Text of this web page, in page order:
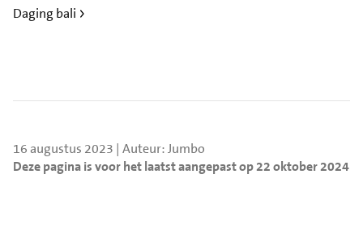
Daging bali
16 augustus 2023 | Auteur: Jumbo
Deze pagina is voor het laatst aangepast op 22 oktober 2024